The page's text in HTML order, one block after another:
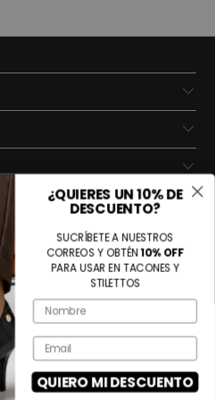
pago aceptados
los derechos reservados.
¿QUIERES UN 10% DE
DESCUENTO?
SUCRÍBETE A NUESTROS
CORREOS Y OBTÉN10% OFF
PARA USAR EN TACONES Y
STILETTOS
Name
Email
QUIERO MI DESCUENTO